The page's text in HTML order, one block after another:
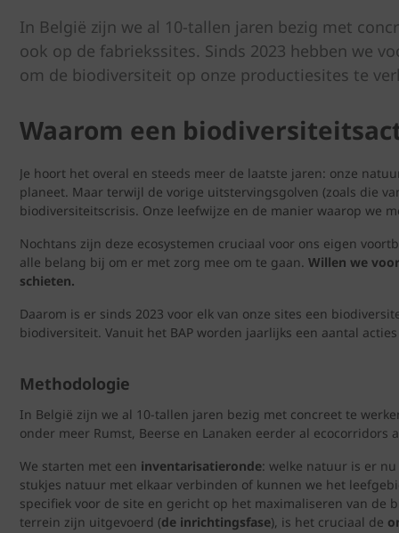
In België zijn we al 10-tallen jaren bezig met
ook op de fabriekssites. Sinds 2023 hebben we
om de biodiversiteit op onze productiesites te
Waarom een
Je hoort het overal en steeds meer de laatste jaren: onze
planeet. Maar terwijl de vorige uitstervingsgolven (zoals die
biodiversiteitscrisis. Onze leefwijze en de manier waarop we
Nochtans zijn deze ecosystemen cruciaal voor ons eigen
alle belang bij om er met zorg mee om te gaan. Willen we
schieten.
Daarom is er sinds 2023 voor elk van onze sites een
biodiversiteit. Vanuit het BAP worden jaarlijks een aantal
Methodologie
In België zijn we al 10-tallen jaren bezig met concreet te
onder meer Rumst, Beerse en Lanaken eerder al
We starten met een inventarisatieronde: welke natuur is er
stukjes natuur met elkaar verbinden of kunnen we het
specifiek voor de site en gericht op het maximaliseren van
terrein zijn uitgevoerd (de inrichtingsfase), is het cruciaal de